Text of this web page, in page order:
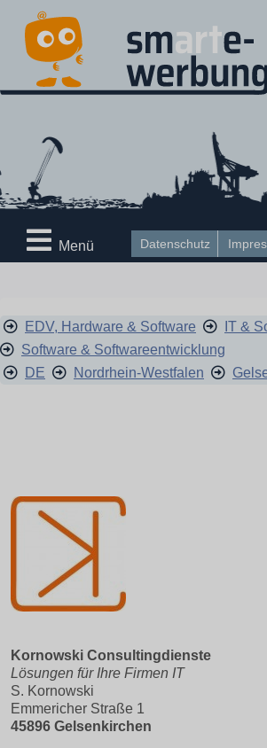
Datenschutz
Menü
EDV, Hardware & Software
IT &
Software & Softwareentwicklung
DE
Nordrhein-Westfalen
Kornowski Consultingdienste
Lösungen für Ihre Firmen IT
S. Kornowski
Emmericher Straße 1
45896 Gelsenkirchen